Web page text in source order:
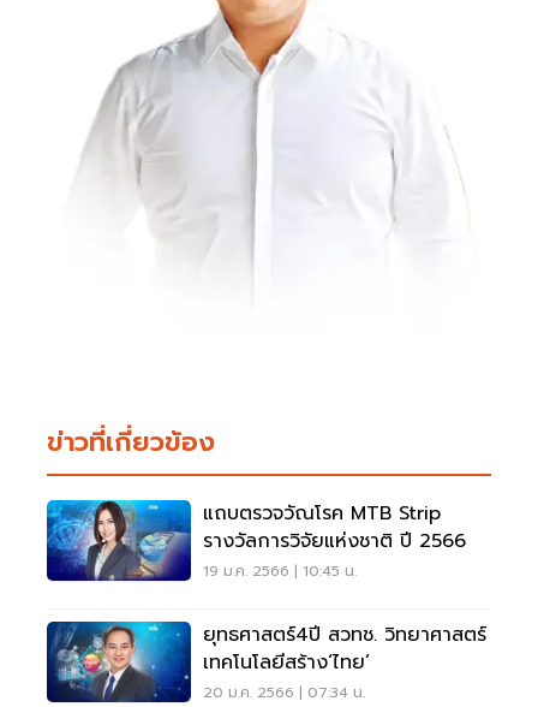
ข่าวที่เกี่ยวข้อง
แถบตรวจวัณโรค MTB Strip
รางวัลการวิจัยแห่งชาติ ปี 2566
19 ม.ค. 2566 | 10:45 น.
ยุทธศาสตร์4ปี สวทช. วิทยาศาสตร์
เทคโนโลยีสร้าง‘ไทย’
20 ม.ค. 2566 | 07:34 น.